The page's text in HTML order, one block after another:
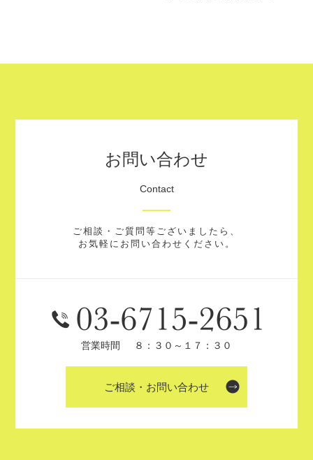
お問い合わせ
Contact
ご相談・ご質問等ございましたら、
お気軽にお問い合わせください。
営業時間 ８：３０～１７：３０
ご相談・お問い合わせ